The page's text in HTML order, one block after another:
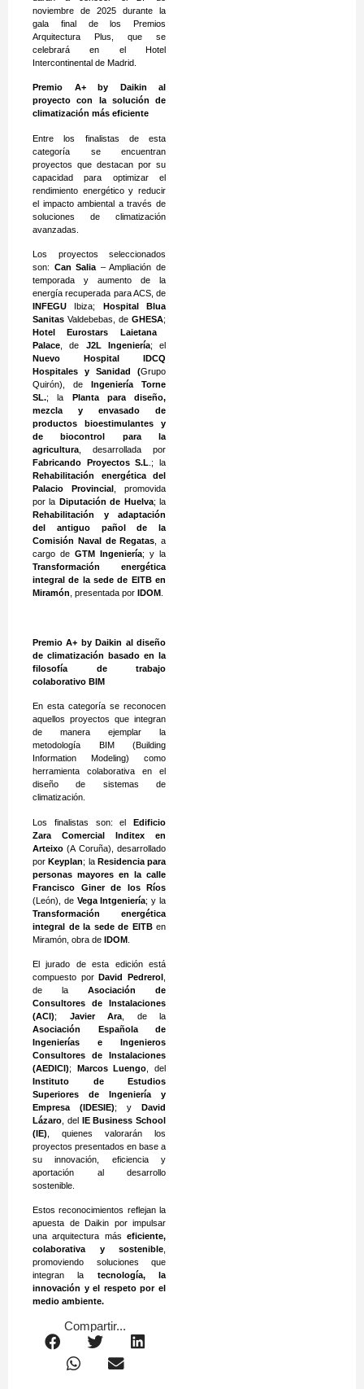
noviembre de 2025 durante la
gala final de los Premios
Arquitectura Plus, que se
celebrará en el Hotel
Intercontinental de Madrid.
Premio A+ by Daikin al
proyecto con la solución de
climatización más eficiente
Entre los finalistas de esta
categoría se encuentran
proyectos que destacan por su
capacidad para optimizar el
rendimiento energético y reducir
el impacto ambiental a través de
soluciones de climatización
avanzadas.
Los proyectos seleccionados
son: Can Salia – Ampliación de
temporada y aumento de la
energía recuperada para ACS, de
INFEGU Ibiza; Hospital Blua
Sanitas Valdebebas, de GHESA;
Hotel Eurostars Laietana
Palace , de J2L Ingeniería; el
Nuevo Hospital IDCQ
Hospitales y Sanidad (Grupo
Quirón), de Ingeniería Torne
SL.; la Planta para diseño,
mezcla y envasado de
productos bioestimulantes y
de biocontrol para la
agricultura , desarrollada por
Fabricando Proyectos S.L .; la
Rehabilitación energética del
Palacio Provincial , promovida
por la Diputación de Huelva; la
Rehabilitación y adaptación
del antiguo pañol de la
Comisión Naval de Regatas , a
cargo de GTM Ingeniería; y la
Transformación energética
integral de la sede de EITB en
Miramón , presentada por IDOM
Premio A+ by Daikin al diseño
de climatización basado en la
filosofía de trabajo
colaborativo BIM
En esta categoría se reconocen
aquellos proyectos que integran
de manera ejemplar la
metodología BIM (Building
Information Modeling) como
herramienta colaborativa en el
diseño de sistemas de
climatización.
Los finalistas son: el Edificio
Zara Comercial Inditex en
Arteixo(A Coruña), desarrollado
porKeyplan; la Residencia para
personas mayores en la calle
Francisco Giner de los Ríos
(León), de Vega Intgeniería; y la
Transformación energética
integral de la sede de EITBen
Miramón, obra de IDOM
El jurado de esta edición está
compuesto porDavid Pedrerol
de la Asociación de
Consultores de Instalaciones
(ACI); Javier Ara , de la
Asociación Española de
Ingenierías e Ingenieros
Consultores de Instalaciones
(AEDICI); Marcos Luengo , del
Instituto de Estudios
Superiores de Ingeniería y
Empresa (IDESIE); y David
Lázaro , del IE Business School
(IE) , quienes valorarán los
proyectos presentados en base a
su innovación, eficiencia y
aportación al desarrollo
sostenible.
Estos reconocimientos reflejan la
apuesta de Daikin por impulsar
una arquitectura más eficiente,
colaborativa y sostenible,
promoviendo soluciones que
integran la tecnología, la
innovación y el respeto por el
medio ambiente.
Compartir...